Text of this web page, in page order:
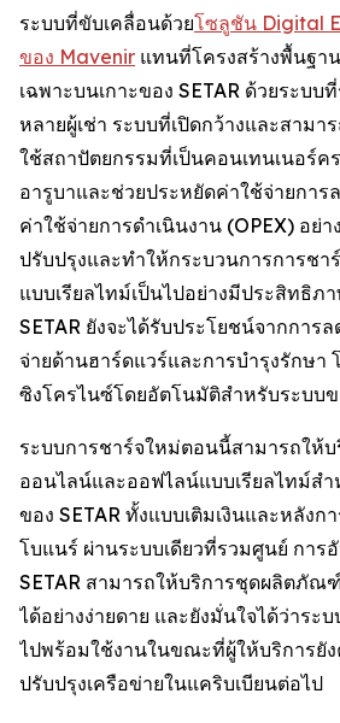
ระบบที่ขับเคลื่อนด้วยโซลูชัน Digital
ของ Mavenir แทนที่โครงสร้างพื้นฐา
เฉพาะบนเกาะของ SETAR ด้วยระบบ
หลายผู้เช่า ระบบที่เปิดกว้างและสามา
ใช้สถาปัตยกรรมที่เป็นคอนเทนเนอร์ค
อารูบาและช่วยประหยัดค่าใช้จ่ายการ
ค่าใช้จ่ายการดำเนินงาน (OPEX) อย่
ปรับปรุงและทำให้กระบวนการการชาร์
แบบเรียลไทม์เป็นไปอย่างมีประสิทธิภา
SETAR ยังจะได้รับประโยชน์จากการ
จ่ายด้านฮาร์ดแวร์และการบำรุงรักษา
ซิงโครไนซ์โดยอัตโนมัติสำหรับระบบข
ระบบการชาร์จใหม่ตอนนี้สามารถให้บ
ออนไลน์และออฟไลน์แบบเรียลไทม์
ของ SETAR ทั้งแบบเติมเงินและหลังก
โบแนร์ ผ่านระบบเดียวที่รวมศูนย์ การ
SETAR สามารถให้บริการชุดผลิตภัณ
ได้อย่างง่ายดาย และยังมั่นใจได้ว่าระ
ไปพร้อมใช้งานในขณะที่ผู้ให้บริการยัง
ปรับปรุงเครือข่ายในแคริบเบียนต่อไป